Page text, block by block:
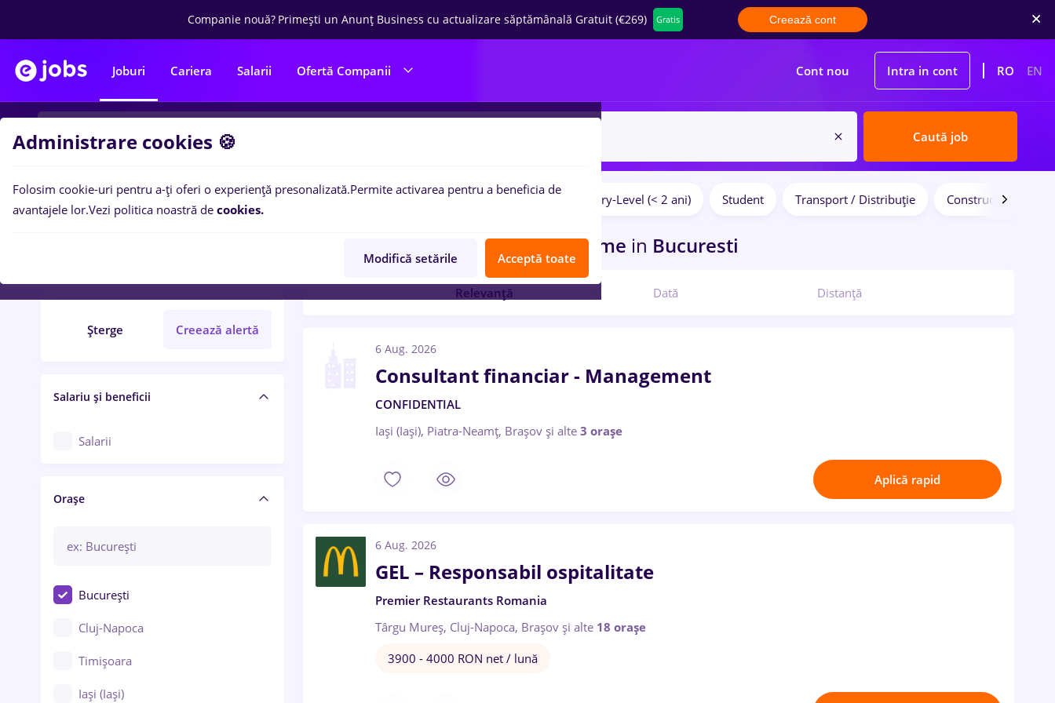
Companie nouă? Primești un Anunț Business cu actualizare săptămânală Gratuit (€269) Gratis Creează cont
Joburi Cariera Salarii Ofertă Companii Cont nou Intra in cont RO EN
Caută job
Filtre
Șterge Creează alertă
Salariu și beneficii
Salarii
Orașe
București
Cluj-Napoca
Timișoara
Iași (Iași)
Entry-Level (< 2 ani) Student Transport / Distribuție Construcții /
leader, Part time in Bucuresti
Relevanță Dată Distanță
6 Aug. 2026
Consultant financiar - Management
CONFIDENTIAL
Iași (Iași), Piatra-Neamț, Brașov și alte 3 orașe
Aplică rapid
6 Aug. 2026
GEL – Responsabil ospitalitate
Premier Restaurants Romania
Târgu Mureș, Cluj-Napoca, Brașov și alte 18 orașe
3900 - 4000 RON net / lună
Administrare cookies 🍪
Folosim cookie-uri pentru a-ți oferi o experiență presonalizată.Permite activarea pentru a beneficia de
avantajele lor.Vezi politica noastră de cookies.
Modifică setările Acceptă toate